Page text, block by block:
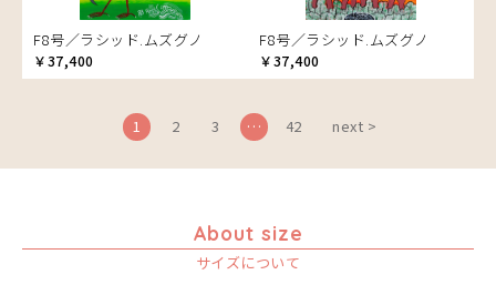
漁
ワニ
F8号／ラシッド.ムズグノ
￥37,400
F8号／ラシッド.ムズグノ
￥37,400
1 2 3 … 42 next >
About size
サイズについて